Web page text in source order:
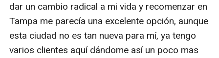
dar un cambio radical a mi vida y recomenzar en
Tampa me parecía una excelente opción, aunque
esta ciudad no es tan nueva para mí, ya tengo
varios clientes aquí dándome así un poco mas